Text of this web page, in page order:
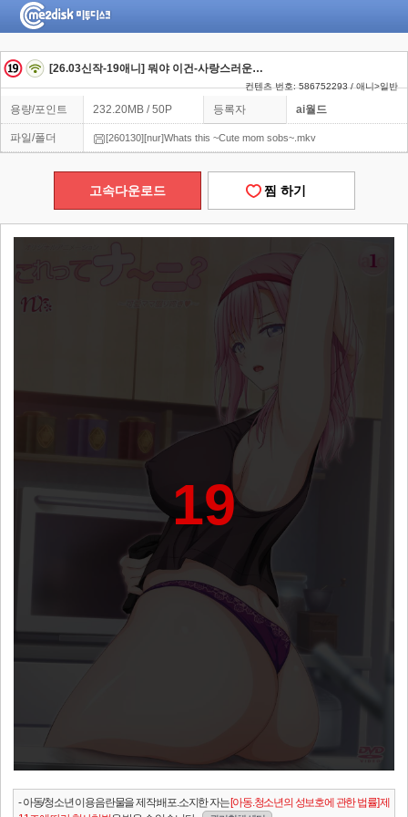
[26.03신작-19애니] 뭐야 이건-사랑스러운 엄마가 흐느끼며 울부짖다-
컨텐츠 번호: 586752293 / 애니>일반
용량/포인트 232.20MB / 50P 등록자 ai월드
파일/폴더 [260130][nur]Whats this ~Cute mom sobs~.mkv
고속다운로드 찜 하기
19
- 아동/청소년 이용음란물을 제작.배포.소지한 자는[아동.청소년의 성보호에 관한 법률] 제